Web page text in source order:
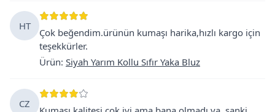
HT
Çok beğendim.ürünün kumaşı harika,hızlı kargo için
teşekkürler.
Ürün: Siyah Yarım Kollu Sıfır Yaka Bluz
CZ